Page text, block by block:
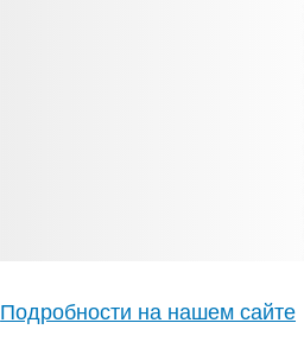
Подробности на нашем сайте